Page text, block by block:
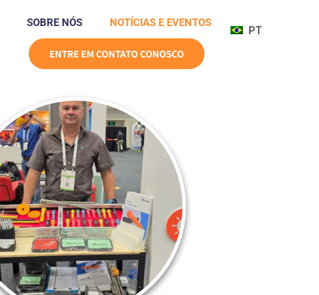
SOBRE NÓS NOTÍCIAS E EVENTOS
ENTRE EM CONTATO CONOSCO
PT